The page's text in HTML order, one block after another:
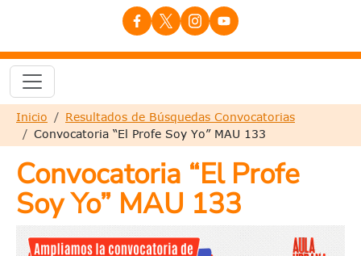
Sobrescribir enlaces de ayuda a la
Inicio
Resultados de Búsquedas Convocatorias
Convocatoria “El Profe Soy Yo” MAU 133
Convocatoria “El Profe
Soy Yo” MAU 133